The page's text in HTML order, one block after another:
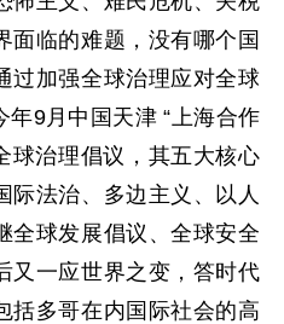
面临的难题，没有哪个国
过加强全球治理应对全球
9月中国天津 “上海合作
球治理倡议，其五大核心
际法治、多边主义、以人
全球发展倡议、全球安全
又一应世界之变，答时代
括多哥在内国际社会的高